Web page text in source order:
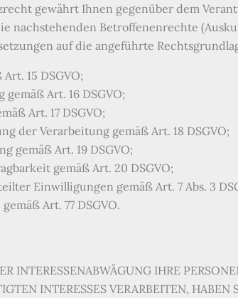
gewährt Ihnen gegenüber dem
nachstehenden Betroffenenrechte
auf die angeführte
15 DSGVO;
Art. 16 DSGVO;
Art. 17 DSGVO;
der Verarbeitung gemäß Art. 18 DSGVO;
gemäß Art. 19 DSGVO;
gemäß Art. 20 DSGVO;
Einwilligungen gemäß Art. 7 Abs. 3
Art. 77 DSGVO.
INTERESSENABWÄGUNG IHRE
INTERESSES VERARBEITEN,